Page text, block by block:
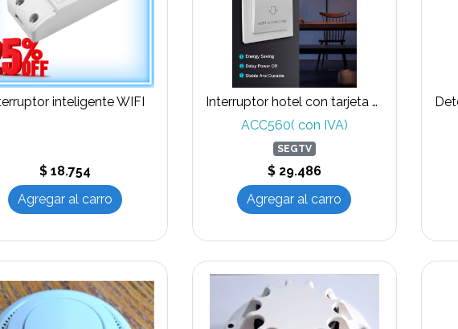
inteligente WIFI
$ 18.754
Agregar al carro
Interruptor hotel con tarjeta de proximidad 13.56Mhz
ACC560( con IVA)
SEGTV
$ 29.486
Agregar al carro